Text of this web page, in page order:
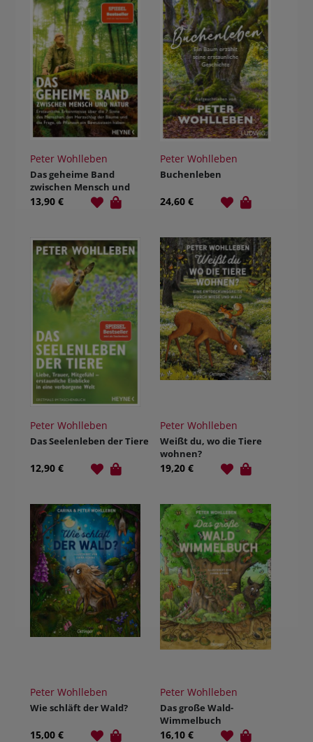
Peter Wohlleben
Das geheime Band
zwischen Mensch und
Natur
13,90 €
Peter Wohlleben
Buchenleben
24,60 €
Peter Wohlleben
Das Seelenleben der Tiere
12,90 €
Peter Wohlleben
Weißt du, wo die Tiere
wohnen?
19,20 €
Peter Wohlleben
Wie schläft der Wald?
15,00 €
Peter Wohlleben
Das große Wald-
Wimmelbuch
16,10 €